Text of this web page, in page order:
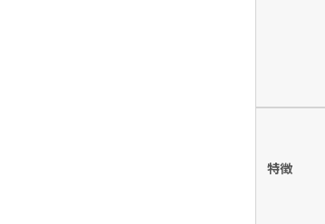
特徴